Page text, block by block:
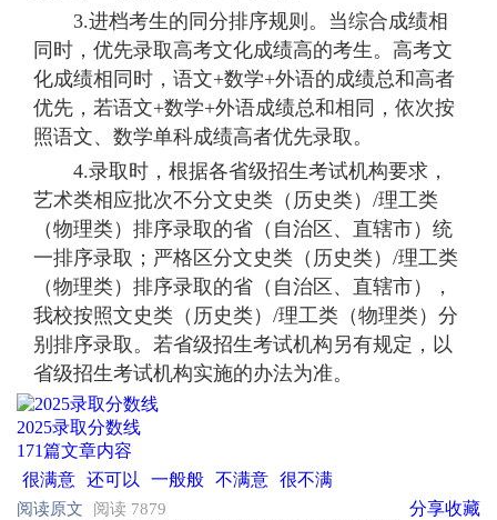
3.进档考生的同分排序规则。当综合成绩相
同时，优先录取高考文化成绩高的考生。高考文
化成绩相同时，语文+数学+外语的成绩总和高者
优先，若语文+数学+外语成绩总和相同，依次按
照语文、数学单科成绩高者优先录取。
4.录取时，根据各省级招生考试机构要求，
艺术类相应批次不分文史类（历史类）/理工类
（物理类）排序录取的省（自治区、直辖市）统
一排序录取；严格区分文史类（历史类）/理工类
（物理类）排序录取的省（自治区、直辖市），
我校按照文史类（历史类）/理工类（物理类）分
别排序录取。若省级招生考试机构另有规定，以
省级招生考试机构实施的办法为准。
2025录取分数线
171篇文章内容
很满意 还可以 一般般 不满意 很不满
阅读原文 阅读 7879 收藏
分享